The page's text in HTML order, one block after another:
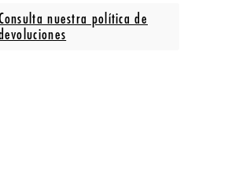
nuestra política de